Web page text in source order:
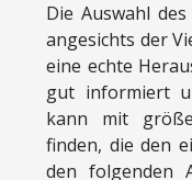
Die Auswahl
angesichts der
eine echte
gut informiert
kann mit
finden, die den
den folgenden